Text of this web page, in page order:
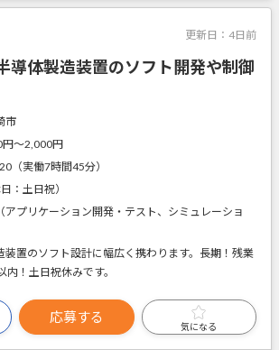
更新日： 4日前
導体製造装置のソフト開発や制御
市
円〜2,000円
（実働7時間45分）
：土日祝）
アプリケーション開発・テスト、シミュレーショ
装置のソフト設計に幅広く携わります。長期！残業
内！土日祝休みです。
応募する
気になる